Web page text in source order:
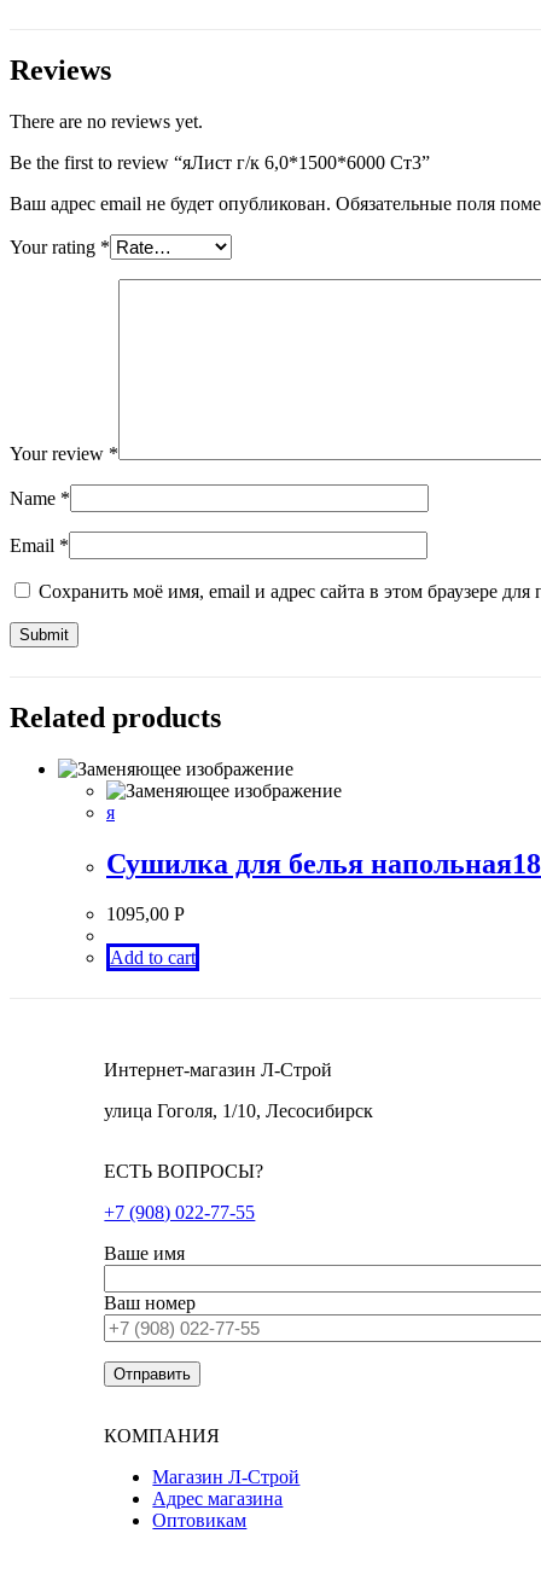
Reviews
There are no reviews yet.
Be the first to review “яЛист г/к 6,0*1500*6000 Ст3”
Ваш адрес email не будет опубликован. Обязательные поля
Your rating *
Your review *
Name *
Email *
Сохранить моё имя, email и адрес сайта в этом браузере
Related products
я
Сушилка для белья
1095,00 Р
Add to cart
Интернет-магазин Л-Строй
улица Гоголя, 1/10, Лесосибирск
ЕСТЬ ВОПРОСЫ?
+7 (908) 022-77-55
Ваше имя
Ваш номер
КОМПАНИЯ
Магазин Л-Строй
Адрес магазина
Оптовикам